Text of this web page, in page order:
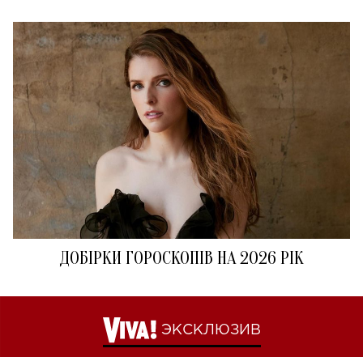
ДОБІРКИ ГОРОСКОПІВ НА 2026 РІК
ЭКСКЛЮЗИВ